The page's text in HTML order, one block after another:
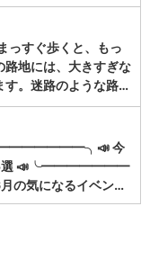
っすぐ歩くと、もっ
路地には、大きすぎな
す。迷路のような路…
今
5選 📣╰━━━━━━━
になるイベン…